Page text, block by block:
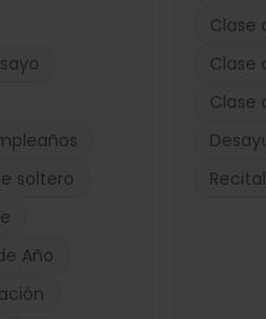
soltero
Año
Clase
Clase
Clase
Recital